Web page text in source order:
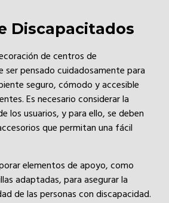
Discapacitados
de centros de
ser pensado cuidadosamente para
seguro, cómodo y accesible
Es necesario considerar la
los usuarios, y para ello, se deben
que permitan una fácil
elementos de apoyo, como
adaptadas, para asegurar la
de las personas con discapacidad.